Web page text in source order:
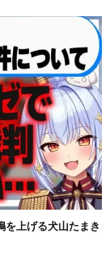
を上げる犬山たまき